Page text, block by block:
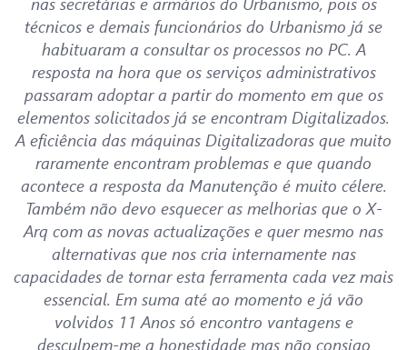
técnicos e demais funcionários do Urbanismo já se
habituaram a consultar os processos no PC. A
resposta na hora que os serviços administrativos
passaram adoptar a partir do momento em que os
elementos solicitados já se encontram Digitalizados.
A eficiência das máquinas Digitalizadoras que muito
raramente encontram problemas e que quando
acontece a resposta da Manutenção é muito célere.
Também não devo esquecer as melhorias que o X-
Arq com as novas actualizações e quer mesmo nas
alternativas que nos cria internamente nas
capacidades de tornar esta ferramenta cada vez mais
essencial. Em suma até ao momento e já vão
volvidos 11 Anos só encontro vantagens e
desculpem-me a honestidade mas não consigo